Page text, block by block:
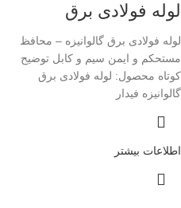
لوله فولادی برق
لوله فولادی برق گالوانیزه – محافظ
مستحکم و ایمن سیم و کابل توضیح
کوتاه محصول: لوله فولادی برق
گالوانیزه فیدار
اطلاعات بیشتر